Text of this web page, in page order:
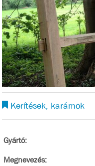
Kerítések, karámok
Gyártó:
Megnevezés: